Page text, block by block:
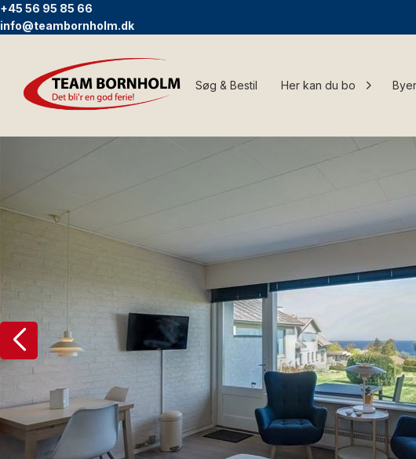
+45 56 95 85 66
info@teambornholm.dk
Søg & Bestil Her kan du bo Byer